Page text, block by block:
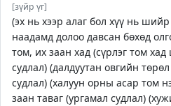
[зүйр үг]
(эх нь хээр алаг бол хүү нь
наадамд долоо давсан бөхөд
том, их заан хад (сүрлэг том
судлал) (далдуутан овгийн
судлал) (халуун орны асар том
заан таваг (ургамал судлал)